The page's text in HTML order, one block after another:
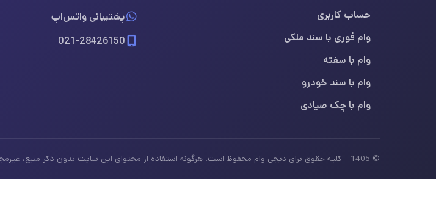
حساب کاربری
وام فوری با سند ملکی
وام با سفته
وام با سند خودرو
وام با چک صیادی
پشتیبانی واتس‌اپ
021-28426150
© 1405 - کلیه حقوق برای دیجی وام محفوظ است. هرگونه استفاده از محتوای این سایت بدون ذکر منبع، غیرمجاز بوده و پیگرد قانونی دارد.